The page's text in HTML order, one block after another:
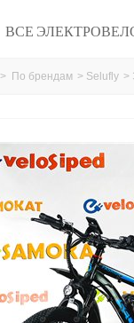
ВСЕ
> По брендам > Selufly >